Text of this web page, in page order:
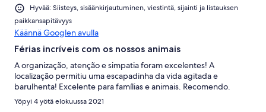
Hyvää: Siisteys, sisäänkirjautuminen, viestintä, sijainti ja listauksen
paikkansapitävyys
Käännä Googlen avulla
Férias incríveis com os nossos animais
A organização, atenção e simpatia foram excelentes! A
localização permitiu uma escapadinha da vida agitada e
barulhenta! Excelente para famílias e animais. Recomendo.
Yöpyi 4 yötä elokuussa 2021